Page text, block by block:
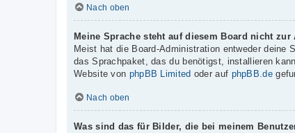
Nach oben
Meine Sprache steht auf diesem Board nicht zur
Meist hat die Board-Administration entweder deine
das Sprachpaket, das du benötigst, installieren
Website von phpBB Limited oder auf phpBB.de
Nach oben
Was sind das für Bilder, die bei meinem